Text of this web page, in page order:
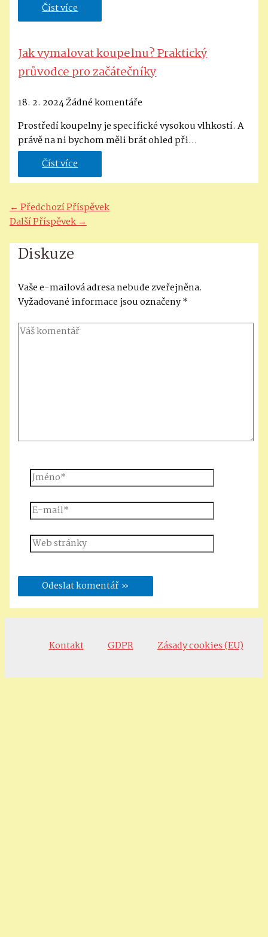
Číst více
Jak vymalovat koupelnu? Praktický
průvodce pro začátečníky
18. 2. 2024Žádné komentáře
Prostředí koupelny je specifické vysokou vlhkostí. A
právě na ni bychom měli brát ohled při…
Číst více
Navigace
pro
←Předchozí Příspěvek
Další Příspěvek→
Diskuze
Vaše e-mailová adresa nebude zveřejněna.
Vyžadované informace jsou označeny*
Váš
Jméno*
E-
mail*
Web
stránky
Kontakt GDPR Zásady cookies (EU)